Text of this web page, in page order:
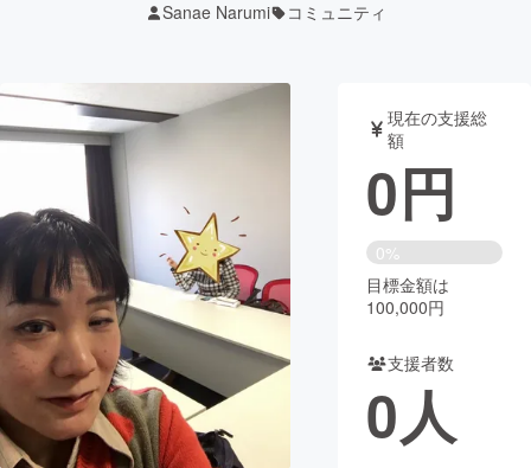
ジェクト
ロジェクト
アート・写真 音楽
ゲーム・サ
映像・映画 書籍・雑誌
ビジネス・起業 チャレンジ
まちづくり・地域活性化
CAMPFIRE for Social Good
CAMPFIRE Creation
Sanae Narumi コミュニティ
現在の支援総
額
0円
0%
目標金額は
100,000円
支援者数
0人